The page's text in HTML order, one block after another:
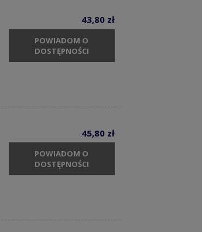
43,80 zł
POWIADOM O
DOSTĘPNOŚCI
45,80 zł
POWIADOM O
DOSTĘPNOŚCI